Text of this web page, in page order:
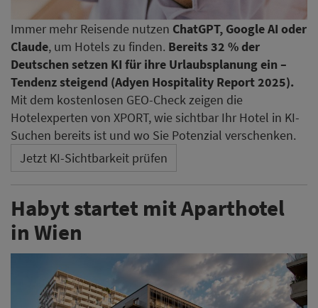
Immer mehr Reisende nutzen ChatGPT, Google AI oder
Claude, um Hotels zu finden. Bereits 32 % der
Deutschen setzen KI für ihre Urlaubsplanung ein –
Tendenz steigend (Adyen Hospitality Report 2025).
Mit dem kostenlosen GEO-Check zeigen die
Hotelexperten von XPORT, wie sichtbar Ihr Hotel in KI-
Suchen bereits ist und wo Sie Potenzial verschenken.
Jetzt KI-Sichtbarkeit prüfen
Habyt startet mit Aparthotel
in Wien